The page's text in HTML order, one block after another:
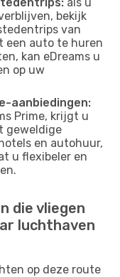
bekijk
van
een auto te huren
kan eDreams u
op uw
aanbiedingen:
Prime, krijgt u
geweldige
en autohuur,
u flexibeler en
die vliegen
luchthaven
op deze route